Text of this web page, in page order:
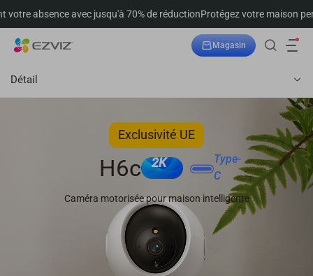
avec jusqu'à 70% de réductionProtégez votre maison pendant votre
Magasin
Détail
Exclusivité UE
H6c 2K
Type-
C
Caméra motorisée pour maison intelligente